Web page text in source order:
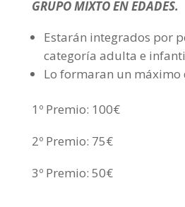
GRUPO MIXTO EN EDADES.
Estarán integrados por
categoría adulta e
Lo formaran un máximo
1º Premio: 100€
2º Premio: 75€
3º Premio: 50€